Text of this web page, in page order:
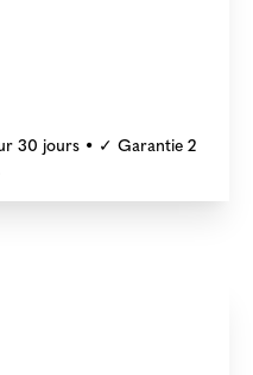
30 jours • ✓ Garantie 2